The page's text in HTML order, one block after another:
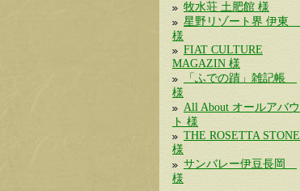
牧水荘 土肥館 様
星野リゾート界 伊東
様
FIAT CULTURE
MAGAZIN 様
「ふでの蹟」雑記帳
様
All About オールアバウ
ト 様
THE ROSETTA STONE
様
サンバレー伊豆長岡
様